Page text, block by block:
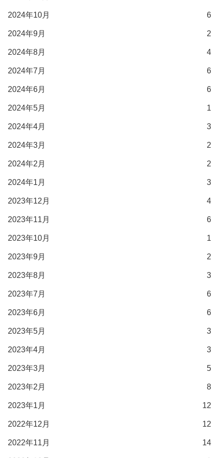
2024年10月 6
2024年9月 2
2024年8月 4
2024年7月 6
2024年6月 6
2024年5月 1
2024年4月 3
2024年3月 2
2024年2月 2
2024年1月 3
2023年12月 4
2023年11月 6
2023年10月 1
2023年9月 2
2023年8月 3
2023年7月 6
2023年6月 6
2023年5月 3
2023年4月 3
2023年3月 5
2023年2月 8
2023年1月 12
2022年12月 12
2022年11月 14